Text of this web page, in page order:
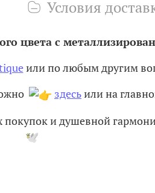
Условия
цвета с
или по любым другим
здесьили на
покупок и душевной